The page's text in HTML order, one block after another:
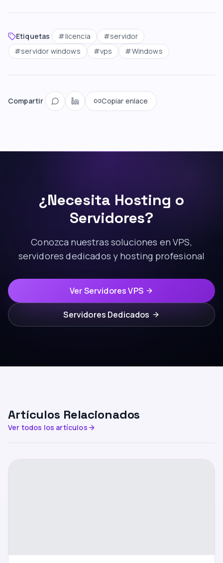
Etiquetas #licencia #servidor
#servidor windows #vps #Windows
Compartir Copiar enlace
¿Necesita Hosting o
Servidores?
Conozca nuestras soluciones en VPS,
servidores dedicados y hosting profesional
Ver Servidores VPS
Servidores Dedicados
Artículos Relacionados
Ver todos los artículos